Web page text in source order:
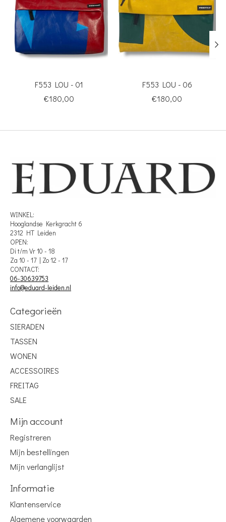
F553 LOU - 01
€180,00
F553 LOU - 06
€180,00
WINKEL:
Hooglandse Kerkgracht 6
2312 HT Leiden
OPEN:
Di t/m Vr 10 - 18
Za 10 - 17 | Zo 12 - 17
CONTACT:
06-30639753
info@eduard-leiden.nl
Categorieën
SIERADEN
TASSEN
WONEN
ACCESSOIRES
FREITAG
SALE
Mijn account
Registreren
Mijn bestellingen
Mijn verlanglijst
Informatie
Klantenservice
Algemene voorwaarden